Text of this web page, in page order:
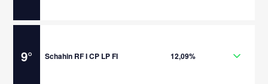
9° Schahin RF I CP LP FI 12,09%